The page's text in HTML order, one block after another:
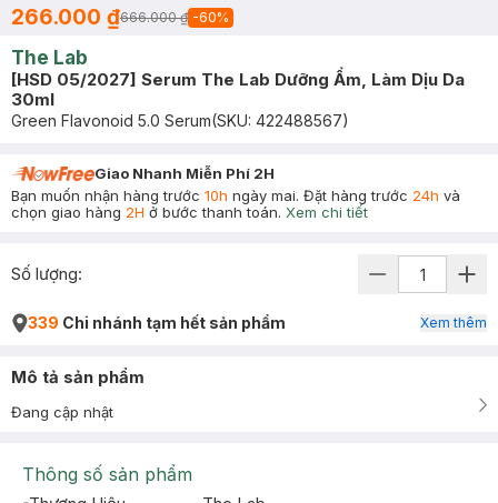
266.000 ₫666.000 ₫ -60%
The Lab
[HSD 05/2027] Serum The Lab Dưỡng Ẩm, Làm Dịu Da
30ml
Green Flavonoid 5.0 Serum(SKU: 422488567)
Giao Nhanh Miễn Phí 2H
Bạn muốn nhận hàng trước 10h ngày mai. Đặt hàng trước 24h và
chọn giao hàng 2H ở bước thanh toán. Xem chi tiết
Số lượng:
339 Chi nhánh tạm hết sản phẩm Xem thêm
Mô tả sản phẩm
Đang cập nhật
Thông số sản phẩm